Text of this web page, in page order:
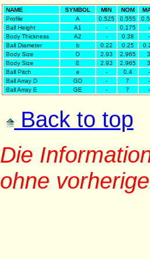
NAME SYMBOL MIN NOM
Profile
A 0.525 0.555
Ball Height
A1 - 0.175
-
Body Thickness
A2 - 0.38
-
Ball Diameter
b 0.22 0.25
Body Size
D 2.93 2.965
3
Body Size
E 2.93 2.965
3
Ball Pitch
e - 0.4
-
Ball Array D
GD - 7
-
Ball Array E
GE - 7 -
Back to top
Die
ohne